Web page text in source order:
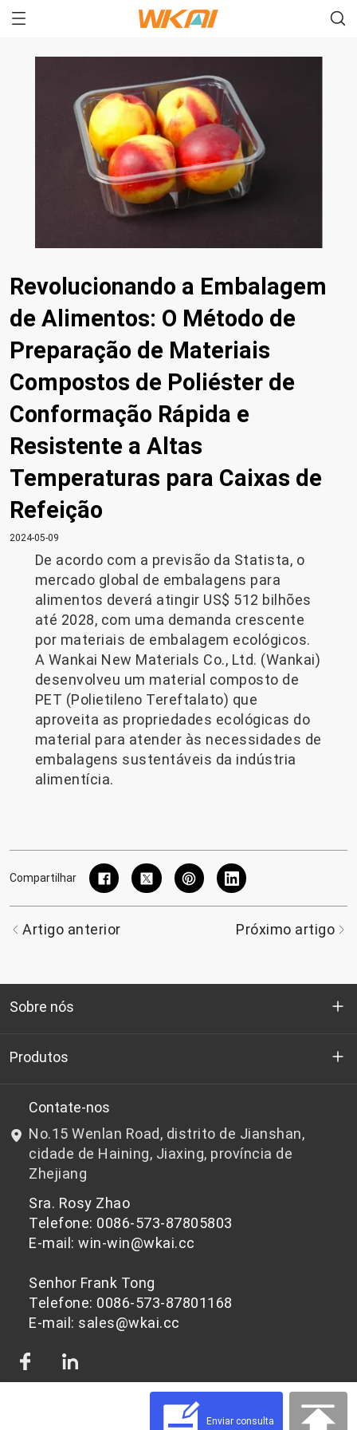
Revolucionando a Embalagem
de Alimentos: O Método de
Preparação de Materiais
Compostos de Poliéster de
Conformação Rápida e
Resistente a Altas
Temperaturas para Caixas de
Refeição
2024-05-09
De acordo com a previsão da Statista, o
mercado global de embalagens para
alimentos deverá atingir US$ 512 bilhões
até 2028, com uma demanda crescente
por materiais de embalagem ecológicos.
A Wankai New Materials Co., Ltd. (Wankai)
desenvolveu um material composto de
PET (Polietileno Tereftalato) que
aproveita as propriedades ecológicas do
material para atender às necessidades de
embalagens sustentáveis ​​da indústria
alimentícia.
Compartilhar
Artigo anterior Próximo artigo
Sobre nós
Quem somos
P&D
Notícias e Eventos
política de Privacidade
Produtos
Chips de PET de qualidade para garrafas
Chips de PET não adequados para garrafas
Contate-nos
No.15 Wenlan Road, distrito de Jianshan,
cidade de Haining, Jiaxing, província de
Zhejiang
Sra. Rosy Zhao
Telefone: 0086-573-87805803
E-mail: win-win@wkai.cc
Senhor Frank Tong
Telefone: 0086-573-87801168
E-mail: sales@wkai.cc
Enviar consulta